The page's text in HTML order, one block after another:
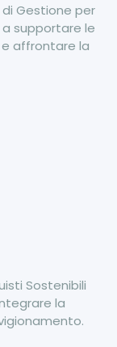
Gestione per
supportare le
e affrontare la
Sostenibili
la